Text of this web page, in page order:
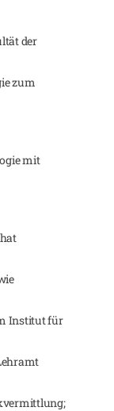
der
zum
mit
Institut für